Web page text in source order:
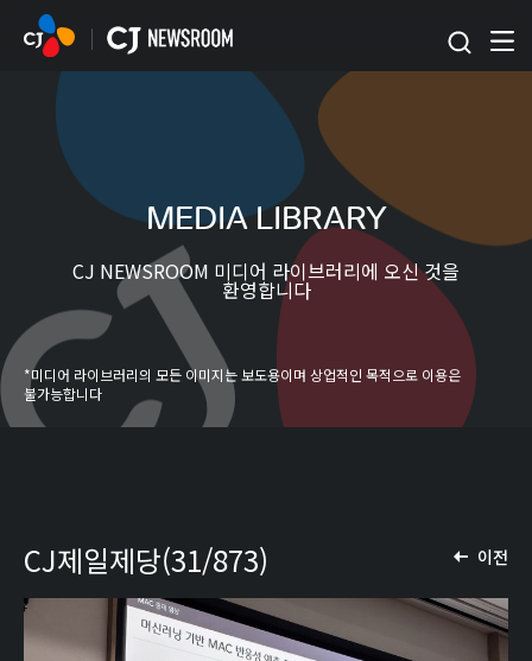
본문 바로가기
MEDIA LIBRARY
CJ NEWSROOM 미디어 라이브러리에 오신 것을
환영합니다
*미디어 라이브러리의 모든 이미지는 보도용이며 상업적인 목적으로 이용은
불가능합니다
이전
CJ제일제당(31/873)